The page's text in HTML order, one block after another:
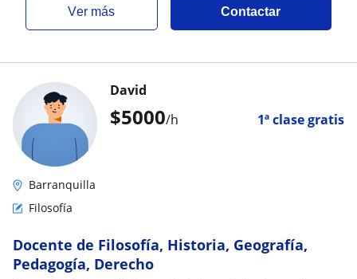
ver más Contactar
$5000/h 1ª clase gratis
David
Barranquilla
Filosofía
Docente de Filosofía, Historia, Geografía,
Pedagogía, Derecho